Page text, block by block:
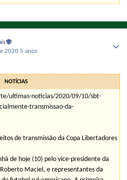
2020 5 anos
NOTÍCIAS
ultimas-noticias/2020/09/10/sbt-
transmissao-da-
de transmissão da Copa Libertadores
de hoje (10) pelo vice-presidente da
Roberto Maciel, e representantes da